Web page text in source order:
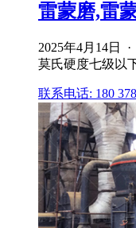
雷蒙磨,雷
2025年4月14日
莫氏硬度七级以
联系电话: 180